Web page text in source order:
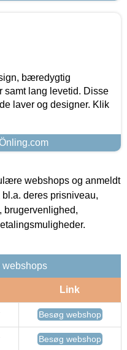
bæredygtig
samt lang levetid. Disse
laver og designer. Klik
webshops og anmeldt
deres prisniveau,
brugervenlighed,
webshops
Link
Besøg webshop
Besøg webshop